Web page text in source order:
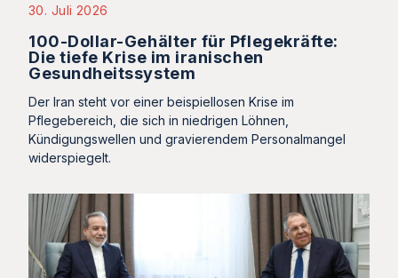
30. Juli 2026
100-Dollar-Gehälter für Pflegekräfte:
Die tiefe Krise im iranischen
Gesundheitssystem
Der Iran steht vor einer beispiellosen Krise im
Pflegebereich, die sich in niedrigen Löhnen,
Kündigungswellen und gravierendem Personalmangel
widerspiegelt.